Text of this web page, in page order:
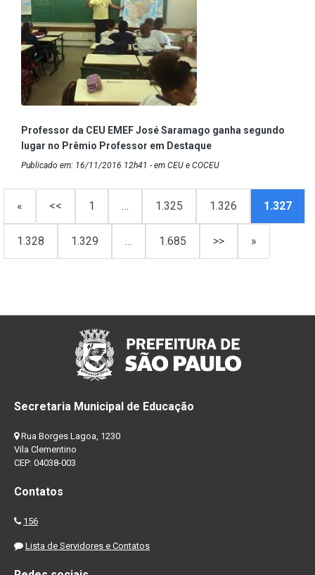
Professor da CEU EMEF José Saramago ganha segundo
lugar no Prêmio Professor em Destaque
Publicado em: 16/11/2016 12h41 - em CEU e COCEU
« << 1 … 1.325 1.326 1.327
1.328 1.329 … 1.685 >> »
Secretaria Municipal de Educação
Rua Borges Lagoa, 1230
Vila Clementino
CEP: 04038-003
Contatos
156
Lista de Servidores e Contatos